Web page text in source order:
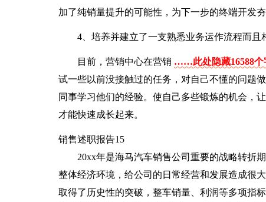
加了纯销量提升的可能性，为下一步的终端开发
4、培养并建立了一支熟悉业务运作流程而且
目前，营销中心在营销 ……此处隐藏16588
试一些以前没接触过的任务，对自己不懂的问题
同事学习他们的经验。使自己多些锻炼的机会，
才能快速成长起来。
销售述职报告15
20xx年是海马汽车销售公司重要的战略转折
整体经济环境，给公司的日常经营和发展造成很
取得了历史性的突破，整车销量、利润等多项指